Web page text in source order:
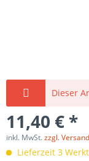
Dieser
11,40 € *
inkl. MwSt.zzgl.
Lieferzeit 3